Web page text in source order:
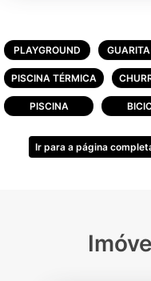
PLAYGROUND GUARITA
PISCINA TÉRMICA
PISCINA
Ir para a página